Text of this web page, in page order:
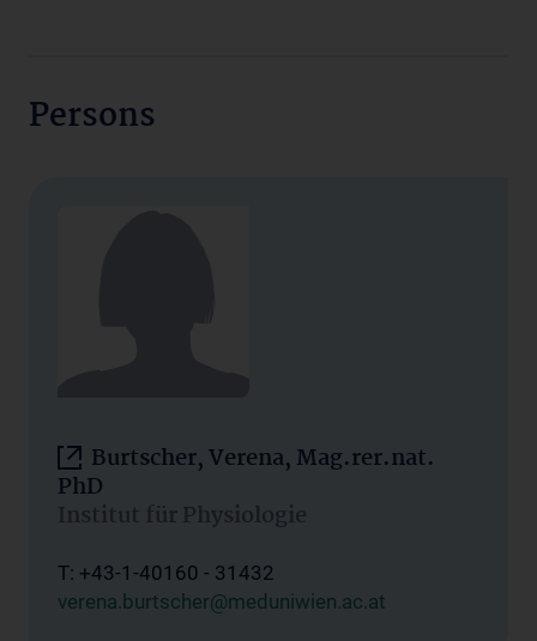
Persons
Burtscher, Verena, Mag.rer.nat.
PhD
Institut für Physiologie
T: +43-1-40160 - 31432
verena.burtscher@meduniwien.ac.at